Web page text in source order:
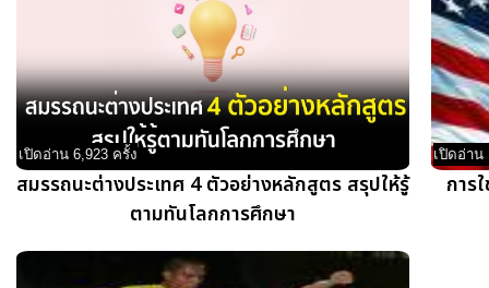
เปิดอ่าน 6,923 ครั้ง
สมรรถนะต่างประเทศ 4 ตัวอย่างหลักสูตร สรุปให้รู้
ตามทันโลกการศึกษา
เปิดอ่าน
การ